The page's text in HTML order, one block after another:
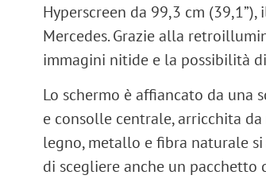
Hyperscreen da 99,3 cm (39,1”),
Mercedes. Grazie alla
immagini nitide e la possibilità
Lo schermo è affiancato da una
e consolle centrale, arricchita da
legno, metallo e fibra naturale
di scegliere anche un pacchetto